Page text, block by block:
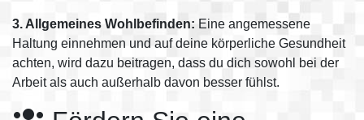
3. Allgemeines Wohlbefinden: Eine angemessene
Haltung einnehmen und auf deine körperliche Gesundheit
achten, wird dazu beitragen, dass du dich sowohl bei der
Arbeit als auch außerhalb davon besser fühlst.